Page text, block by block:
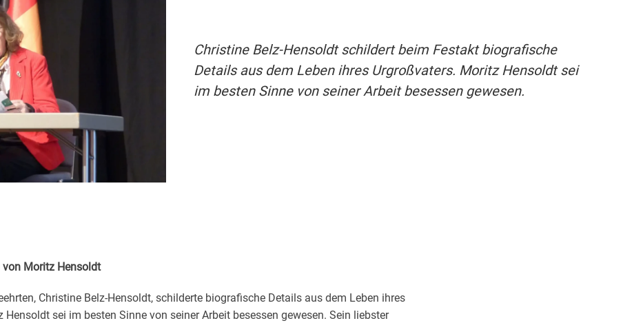
Christine Belz-Hensoldt schildert beim Festakt biografische
Details aus dem Leben ihres Urgroßvaters. Moritz Hensoldt sei
im besten Sinne von seiner Arbeit besessen gewesen.
von Moritz Hensoldt
Christine Belz-Hensoldt, schilderte biografische Details aus dem Leben ihres
Hensoldt sei im besten Sinne von seiner Arbeit besessen gewesen. Sein liebster